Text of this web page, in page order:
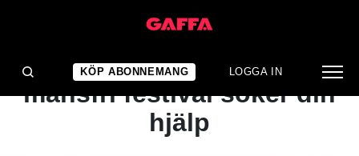
KÖP ABONNEMANG LOGGA IN
NYHET
Arrangörer bakom
mansfri festival söker din
hjälp